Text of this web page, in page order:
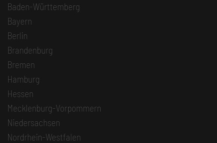
Baden-Württemberg
Bayern
Berlin
Brandenburg
Bremen
Hamburg
Hessen
Mecklenburg-Vorpommern
Niedersachsen
Nordrhein-Westfalen